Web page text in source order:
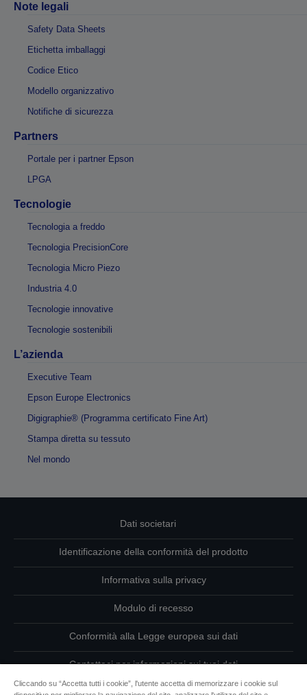
Note legali
Safety Data Sheets
Etichetta imballaggi
Codice Etico
Modello organizzativo
Notifiche di sicurezza
Partners
Portale per i partner Epson
LPGA
Tecnologie
Tecnologia a freddo
Tecnologia PrecisionCore
Tecnologia Micro Piezo
Industria 4.0
Tecnologie innovative
Tecnologie sostenibili
L’azienda
Executive Team
Epson Europe Electronics
Digigraphie® (Programma certificato Fine Art)
Stampa diretta su tessuto
Nel mondo
Dati societari
Identificazione della conformità del prodotto
Informativa sulla privacy
Modulo di recesso
Conformità alla Legge europea sui dati
Contattaci per informazioni sui tuoi dati
Informazioni sui cookie
Cliccando su “Accetta tutti i cookie”, l'utente accetta di memorizzare i cookie sul